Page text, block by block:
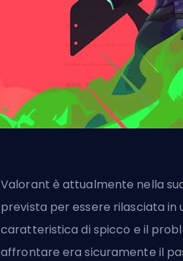
Valorant è attualmente nella
prevista per essere rilasciata in
caratteristica di spicco e il
affrontare era sicuramente il